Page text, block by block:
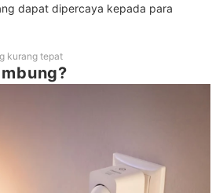
dapat dipercaya kepada para
kurang tepat